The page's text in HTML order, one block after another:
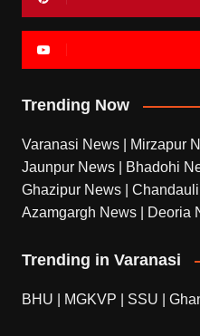
Trending Now
Varanasi News Mirzapur
Jaunpur News
Bhadohi
Ghazipur News
Azamgargh News
Deoria
Trending in Varanasi
BHU MGKVP SSU